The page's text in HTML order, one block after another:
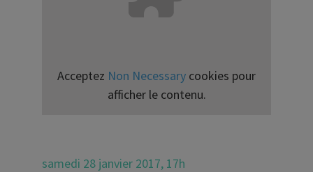
Acceptez Non Necessary cookies pour
afficher le contenu.
samedi 28 janvier 2017, 17h